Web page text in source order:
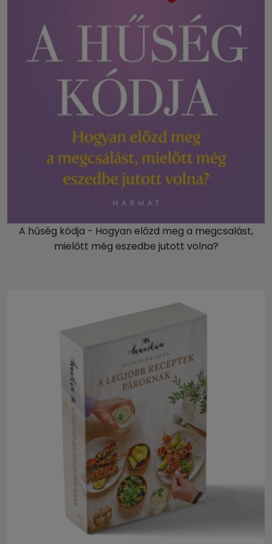
A hűség kódja - Hogyan előzd meg a megcsalást,
mielőtt még eszedbe jutott volna?